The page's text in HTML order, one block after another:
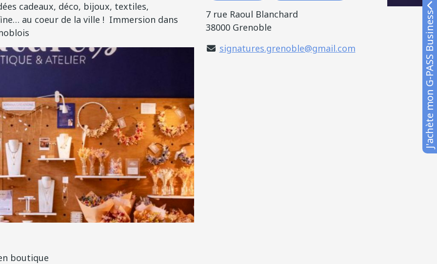
cadeaux, déco, bijoux, textiles,
au coeur de la ville ! Immersion dans
boutique
7 rue Raoul Blanchard
38000 Grenoble
signatures.grenoble@gmail.com
J'achète mon G-PASS Business